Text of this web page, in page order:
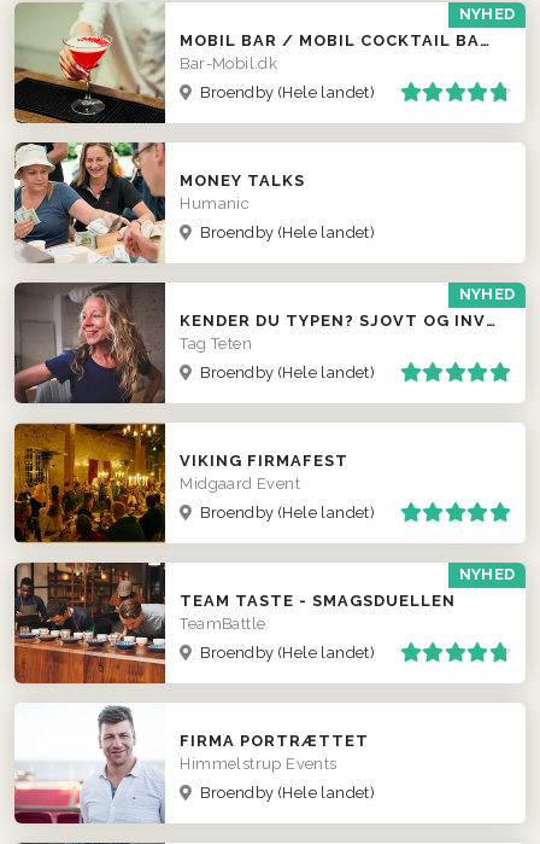
NYHED
MOBIL BAR / MOBIL COCKTAIL BAR / FADØLS TRAILER
Bar-Mobil.dk
Broendby (Hele landet)
MONEY TALKS
Humanic
Broendby (Hele landet)
NYHED
KENDER DU TYPEN? SJOVT OG INVOLVERENDE INDSLAG
Tag Teten
Broendby (Hele landet)
VIKING FIRMAFEST
Midgaard Event
Broendby (Hele landet)
NYHED
TEAM TASTE - SMAGSDUELLEN
TeamBattle
Broendby (Hele landet)
FIRMA PORTRÆTTET
Himmelstrup Events
Broendby (Hele landet)